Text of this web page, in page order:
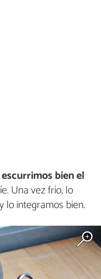
escurrimos bien el
Una vez frío, lo
lo integramos bien.